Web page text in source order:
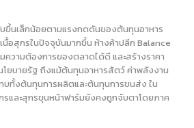
ขึ้นเล็กน้อยตามแรงกดดันของต้นทุนอาหาร
นื้อสุกรในปัจจุบันมากขึ้น ห้างค้าปลีก Balance
วามต้องการของตลาดได้ดี และสร้างราคา
ยบายรัฐ ถึงแม้ต้นทุนอาหารสัตว์ ค่าพลังงาน
บทั้งต้นทุนการผลิตและต้นทุนการขนส่ง ใน
รและสุกรขุนหน้าฟาร์มยังคงถูกจับตาโดยภาค